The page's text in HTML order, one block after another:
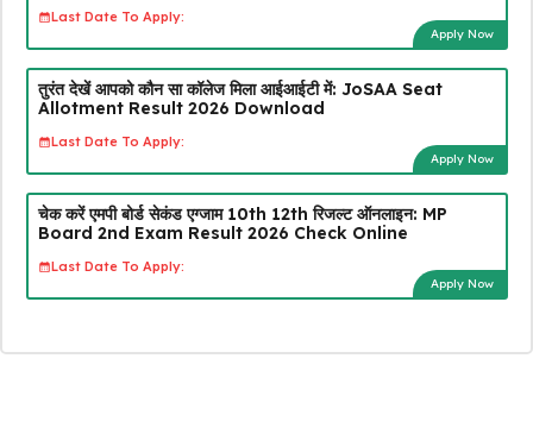
Last Date To Apply:
Apply Now
तुरंत देखें आपको कौन सा कॉलेज मिला आईआईटी में: JoSAA Seat
Allotment Result 2026 Download
Last Date To Apply:
Apply Now
चेक करें एमपी बोर्ड सेकंड एग्जाम 10th 12th रिजल्ट ऑनलाइन: MP
Board 2nd Exam Result 2026 Check Online
Last Date To Apply:
Apply Now